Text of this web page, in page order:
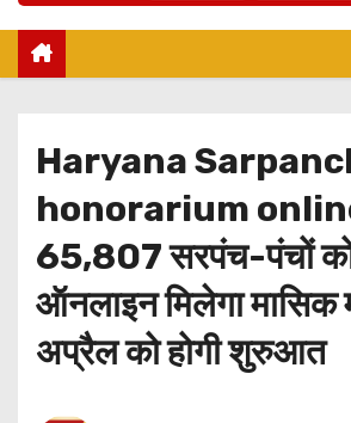
Haryana
honorarium
65,807 सरपंच-पंचों
ऑनलाइन मिलेगा
अप्रैल को होगी शुरुआत